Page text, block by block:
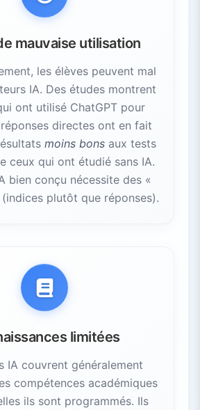
mauvaise utilisation
les élèves peuvent mal
IA. Des études montrent
ont utilisé ChatGPT pour
directes ont en fait
moins bonsaux tests
ceux qui ont étudié sans IA.
bien conçu nécessite des «
plutôt que réponses).
limitées
IA couvrent généralement
compétences académiques
ils sont programmés. Ils